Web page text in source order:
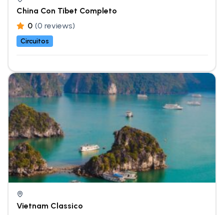
China Con Tíbet Completo
0 (0 reviews)
Circuitos
Vietnam Classico